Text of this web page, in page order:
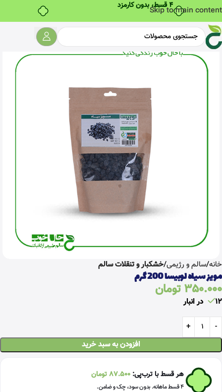
۴ قسط، بدون کارمزد
Skip to main content
خانه سالم و رژیمی خشکبار و تنقلات سالم
مویز سیاه لوبیسا 200 گرم
350.000تومان
12 در انبار
افزودن به سبد خرید
هر قسط با ترب‌پی: 87.500تومان
۴ قسط ماهانه. بدون سود، چک و ضامن.